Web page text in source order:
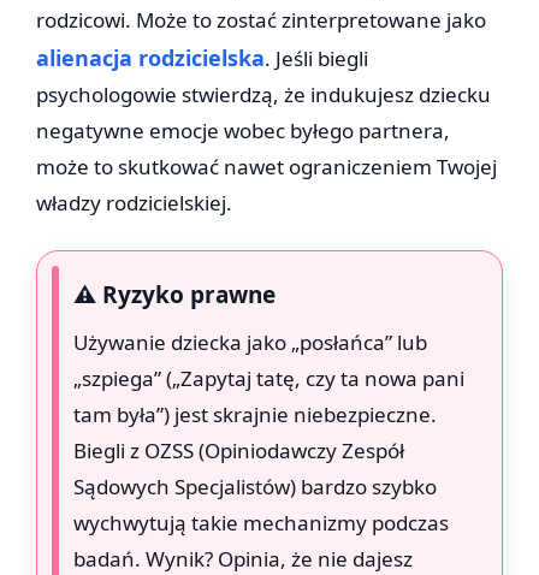
rodzicowi. Może to zostać zinterpretowane jako
alienacja rodzicielska. Jeśli biegli
psychologowie stwierdzą, że indukujesz dziecku
negatywne emocje wobec byłego partnera,
może to skutkować nawet ograniczeniem Twojej
władzy rodzicielskiej.
⚠️ Ryzyko prawne
Używanie dziecka jako „posłańca” lub
„szpiega” („Zapytaj tatę, czy ta nowa pani
tam była”) jest skrajnie niebezpieczne.
Biegli z OZSS (Opiniodawczy Zespół
Sądowych Specjalistów) bardzo szybko
wychwytują takie mechanizmy podczas
badań. Wynik? Opinia, że nie dajesz